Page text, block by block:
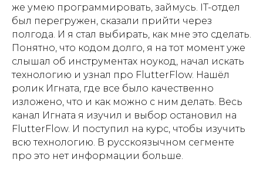
же умею программировать, займусь. IT-отдел
был перегружен, сказали прийти через
полгода. И я стал выбирать, как мне это сделать.
Понятно, что кодом долго, я на тот момент уже
слышал об инструментах ноукод, начал искать
технологию и узнал про FlutterFlow. Нашёл
ролик Игната, где все было качественно
изложено, что и как можно с ним делать. Весь
канал Игната я изучил и выбор остановил на
FlutterFlow. И поступил на курс, чтобы изучить
всю технологию. В русскоязычном сегменте
про это нет информации больше.